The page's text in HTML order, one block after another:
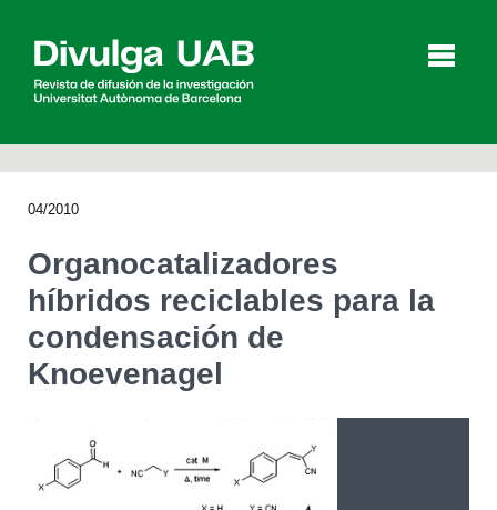
Agenda
BUSCAR
04/2010
Organocatalizadores
híbridos reciclables para la
condensación de
Knoevenagel